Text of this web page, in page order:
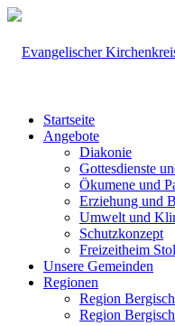
Startseite
Angebote
Diakonie
Gottesdienste
Ökumene und
Erziehung und
Umwelt und
Schutzkonzept
Freizeitheim
Unsere Gemeinden
Regionen
Region
Region